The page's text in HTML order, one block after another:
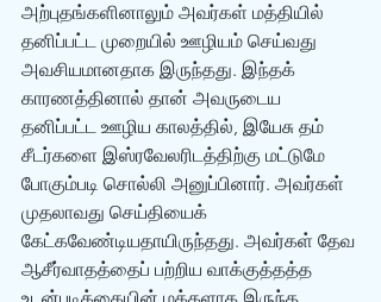
அற்புதங்களினாலும் அவர்கள் மத்தியில்
தனிப்பட்ட முறையில் ஊழியம் செய்வது
அவசியமானதாக இருந்தது. இந்தக்
காரணத்தினால் தான் அவருடைய
தனிப்பட்ட ஊழிய காலத்தில், இயேசு தம்
சீடர்களை இஸ்ரவேலரிடத்திற்கு மட்டுமே
போகும்படி சொல்லி அனுப்பினார். அவர்கள்
முதலாவது செய்தியைக்
கேட்கவேண்டியதாயிருந்தது. அவர்கள் தேவ
ஆசீர்வாதத்தைப் பற்றிய வாக்குத்தத்த